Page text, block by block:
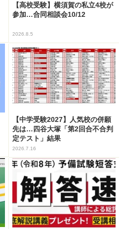
【高校受験】横須賀の私立4校が
参加…合同相談会10/12
2026.8.5
【中学受験2027】人気校の併願
先は…四谷大塚「第2回合不合判
定テスト」結果
2026.7.16